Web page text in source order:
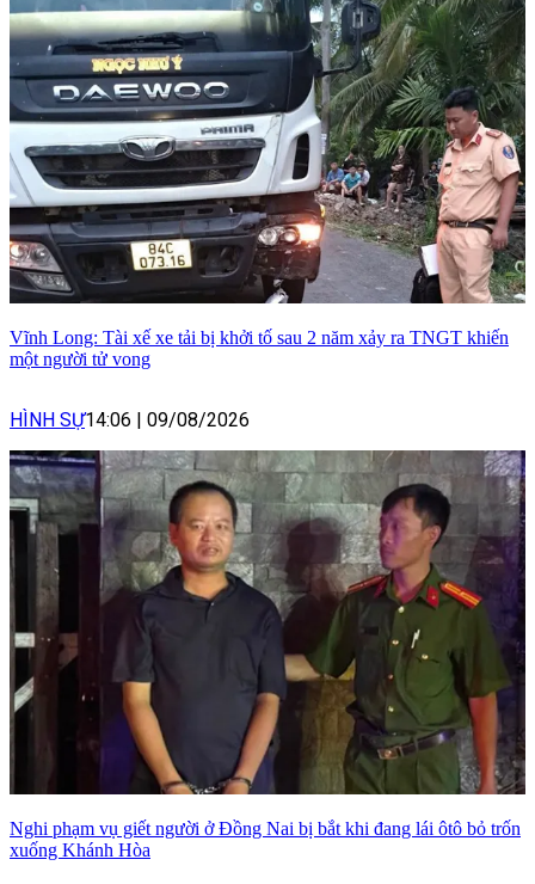
Vĩnh Long: Tài xế xe tải bị khởi tố sau 2 năm xảy ra TNGT khiến
một người tử vong
HÌNH SỰ14:06 09/08/2026
Nghi phạm vụ giết người ở Đồng Nai bị bắt khi đang lái ôtô bỏ trốn
xuống Khánh Hòa